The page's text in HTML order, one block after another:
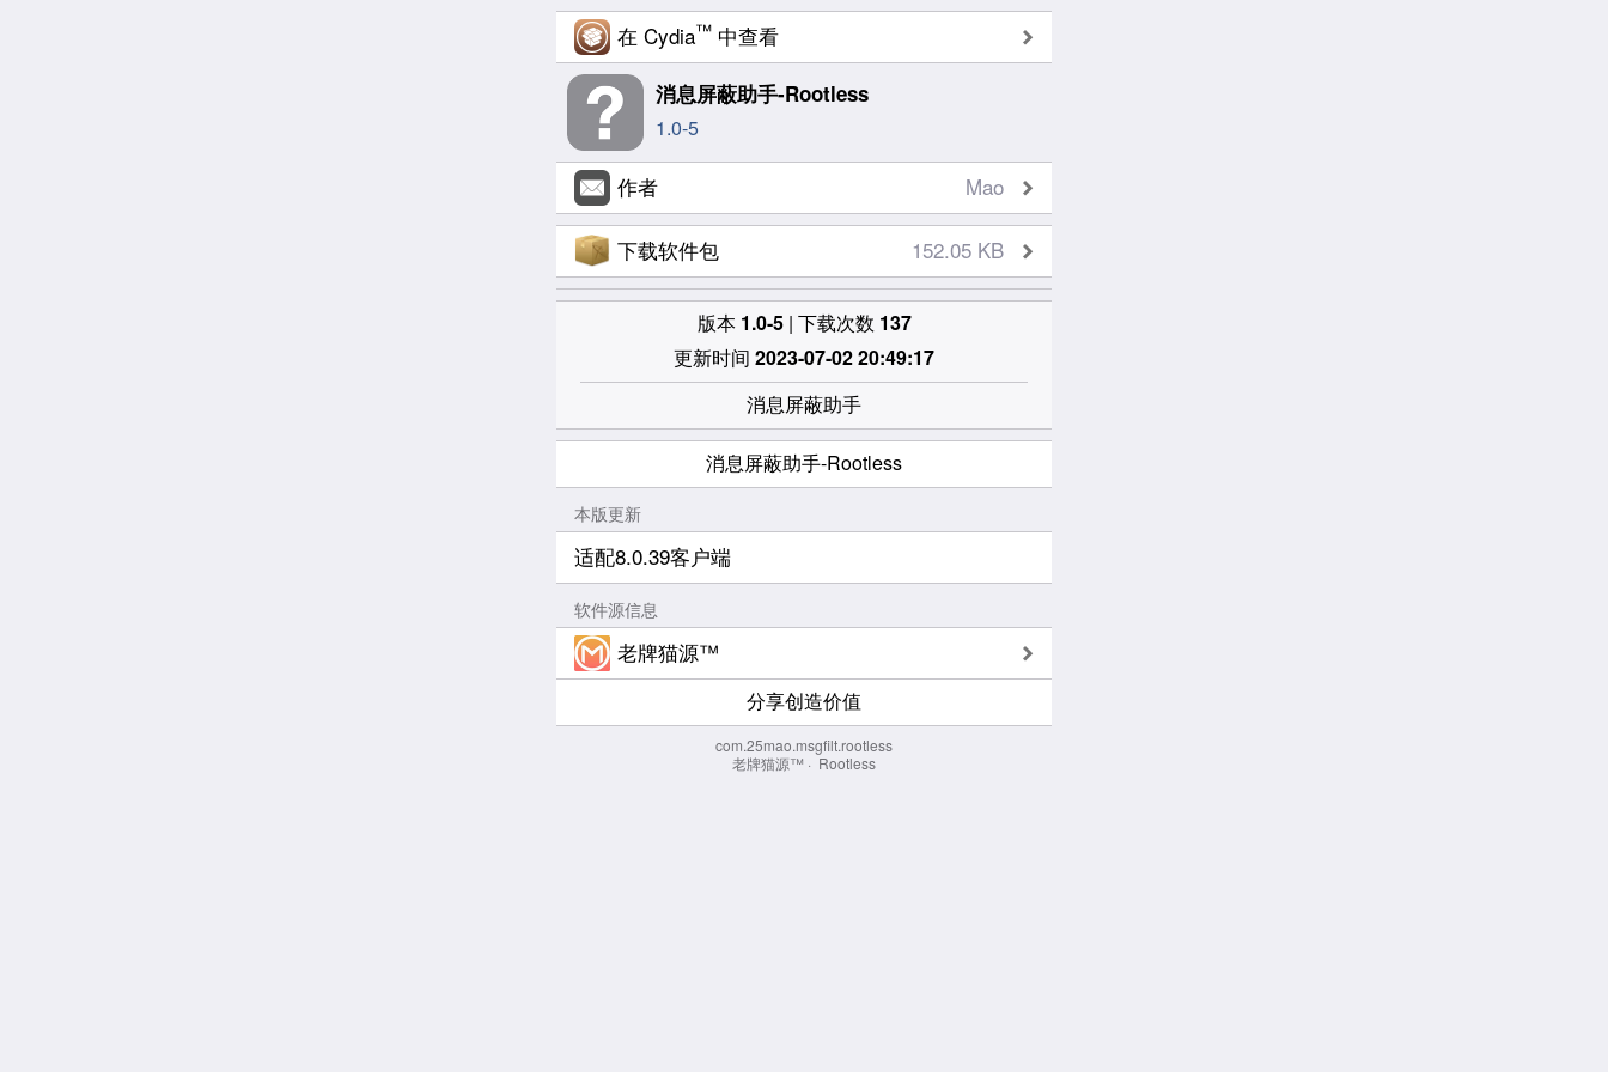
在 Cydia™ 中查看
消息屏蔽助手-Rootless
1.0-5
作者 Mao
下载软件包 152.05 KB
版本 1.0-5| 下载次数 137
更新时间 2023-07-02 20:49:17
消息屏蔽助手
消息屏蔽助手-Rootless
本版更新
适配8.0.39客户端
软件源信息
老牌猫源™
分享创造价值
com.25mao.msgfilt.rootless
老牌猫源™ · Rootless